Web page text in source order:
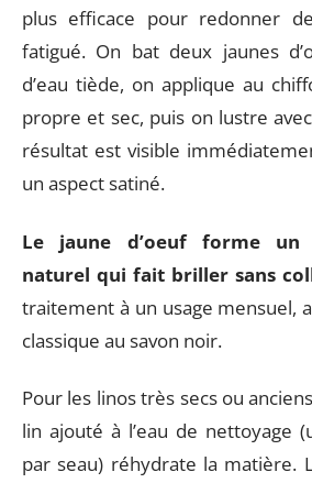
plus efficace pour redonner
fatigué. On bat deux jaunes
d’eau tiède, on applique au
propre et sec, puis on lustre
résultat est visible
un aspect satiné.
Le jaune d’oeuf forme
naturel qui fait briller sans
traitement à un usage mensuel,
classique au savon noir.
Pour les linos très secs ou
lin ajouté à l’eau de nettoyage
par seau) réhydrate la matière.